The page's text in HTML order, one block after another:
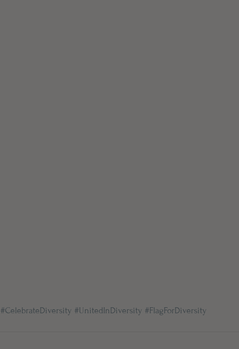
#CelebrateDiversity #UnitedInDiversity #FlagForDiversity